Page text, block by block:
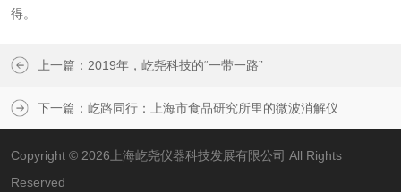
得。
上一篇： 2019年，屹尧科技的“一带一路”
下一篇： 屹路同行：上海市食品研究所里的微波消解仪
Copyright © 2026上海屹尧仪器科技发展有限公司 All Rights
Reserved